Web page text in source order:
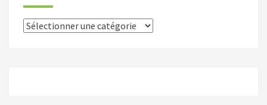
Catégories